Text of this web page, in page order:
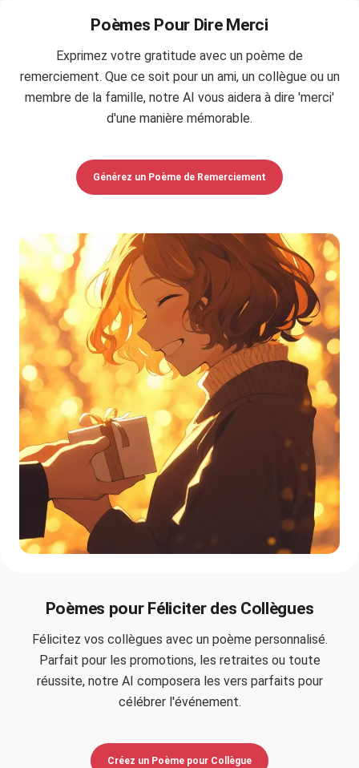
Poèmes Pour Dire Merci
Exprimez votre gratitude avec un poème de
remerciement. Que ce soit pour un ami, un collègue ou un
membre de la famille, notre AI vous aidera à dire 'merci'
d'une manière mémorable.
Générez un Poème de Remerciement
Poèmes pour Féliciter des Collègues
Félicitez vos collègues avec un poème personnalisé.
Parfait pour les promotions, les retraites ou toute
réussite, notre AI composera les vers parfaits pour
célébrer l'événement.
Créez un Poème pour Collègue